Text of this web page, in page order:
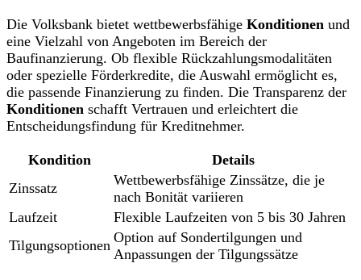
Die Volksbank bietet wettbewerbsfähige Konditionen und
eine Vielzahl von Angeboten im Bereich der
Baufinanzierung. Ob flexible Rückzahlungsmodalitäten
oder spezielle Förderkredite, die Auswahl ermöglicht es,
die passende Finanzierung zu finden. Die Transparenz der
Konditionen schafft Vertrauen und erleichtert die
Entscheidungsfindung für Kreditnehmer.
Kondition
Details
Zinssatz
Wettbewerbsfähige Zinssätze, die je
nach Bonität variieren
Laufzeit
Flexible Laufzeiten von 5 bis 30 Jahren
Tilgungsoptionen Option auf Sondertilgungen und
Anpassungen der Tilgungssätze